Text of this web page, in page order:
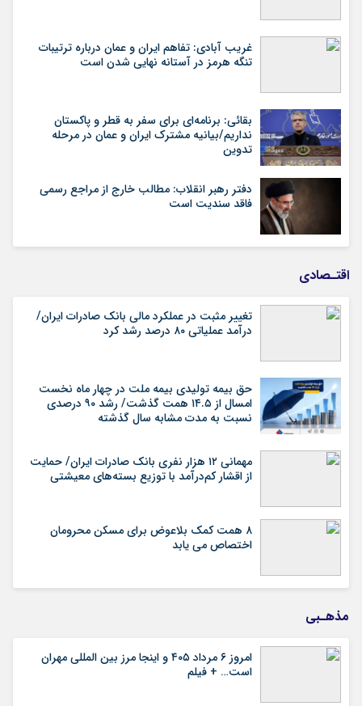
غریب آبادی: تفاهم ایران و عمان درباره ترتیبات
تنگه هرمز در آستانه نهایی شدن است
بقائی: برنامه‌ای برای سفر به قطر و پاکستان
نداریم/بیانیه مشترک ایران و عمان در مرحله
تدوین
دفتر رهبر انقلاب: مطالب خارج از مراجع رسمی
فاقد سندیت است
اقتـصادی
تغییر مثبت در عملکرد مالی بانک صادرات ایران/
درآمد عملیاتی ۸۰ درصد رشد کرد
حق بیمه تولیدی بیمه ملت در چهار ماه نخست
امسال از ۱۴.۵ همت گذشت/ رشد ۹۰ درصدی
نسبت به مدت مشابه سال گذشته
مهمانی ۱۲ هزار نفری بانک صادرات ایران/ حمایت
از اقشار کم‌درآمد با توزیع بسته‌های معیشتی
۸ همت کمک بلاعوض برای مسکن محرومان
اختصاص می یابد
مذهـبی
امروز ۶ مرداد ۴۰۵ و اینجا مرز بین المللی مهران
است… + فیلم